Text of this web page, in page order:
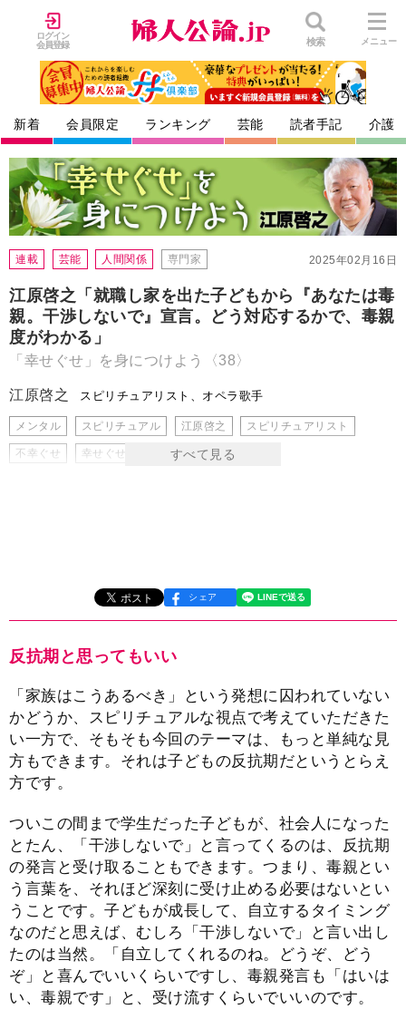
ログイン
会員登録
検索 メニュー
新着 会員限定 ランキング 芸能 読者手記 介護
2025年02月16日
連載 芸能 人間関係 専門家
江原啓之「就職し家を出た子どもから『あなたは毒
親。干渉しないで』宣言。どう対応するかで、毒親
度がわかる」
「幸せぐせ」を身につけよう〈38〉
江原啓之 スピリチュアリスト、オペラ歌手
メンタル スピリチュアル 江原啓之 スピリチュアリスト
不幸ぐせ 幸せぐせ 子ども
シェア
反抗期と思ってもいい
「家族はこうあるべき」という発想に囚われていない
かどうか、スピリチュアルな視点で考えていただきた
い一方で、そもそも今回のテーマは、もっと単純な見
方もできます。それは子どもの反抗期だというとらえ
方です。
ついこの間まで学生だった子どもが、社会人になった
とたん、「干渉しないで」と言ってくるのは、反抗期
の発言と受け取ることもできます。つまり、毒親とい
う言葉を、それほど深刻に受け止める必要はないとい
うことです。子どもが成長して、自立するタイミング
なのだと思えば、むしろ「干渉しないで」と言い出し
たのは当然。「自立してくれるのね。どうぞ、どう
ぞ」と喜んでいいくらいですし、毒親発言も「はいは
い、毒親です」と、受け流すくらいでいいのです。